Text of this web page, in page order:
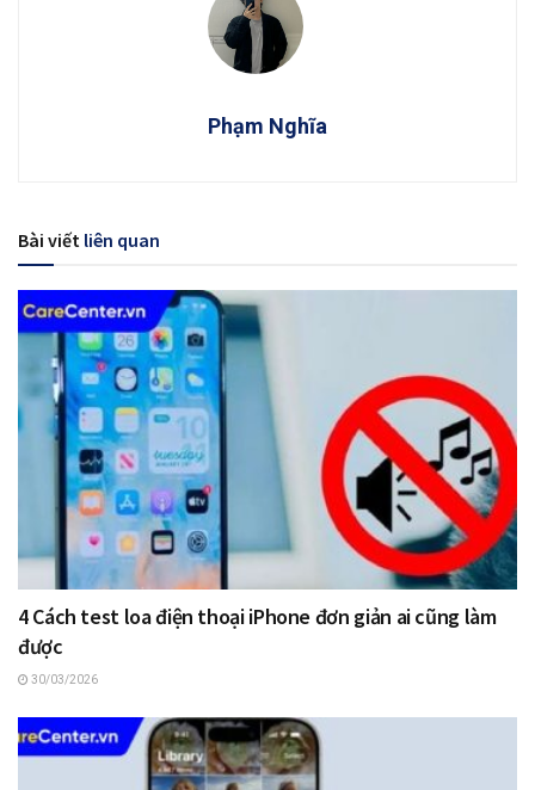
Phạm Nghĩa
Bài viết liên quan
4 Cách test loa điện thoại iPhone đơn giản ai cũng làm
được
30/03/2026